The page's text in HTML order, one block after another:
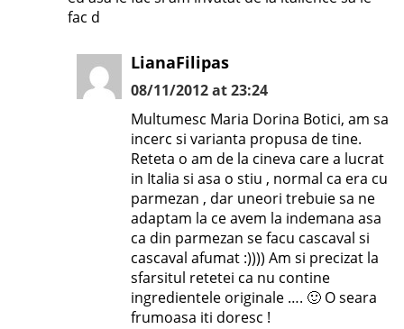
fac d
LianaFilipas
08/11/2012 at 23:24
Multumesc Maria Dorina Botici, am sa
incerc si varianta propusa de tine.
Reteta o am de la cineva care a lucrat
in Italia si asa o stiu , normal ca era cu
parmezan , dar uneori trebuie sa ne
adaptam la ce avem la indemana asa
ca din parmezan se facu cascaval si
cascaval afumat :)))) Am si precizat la
sfarsitul retetei ca nu contine
ingredientele originale …. 🙂 O seara
frumoasa iti doresc !